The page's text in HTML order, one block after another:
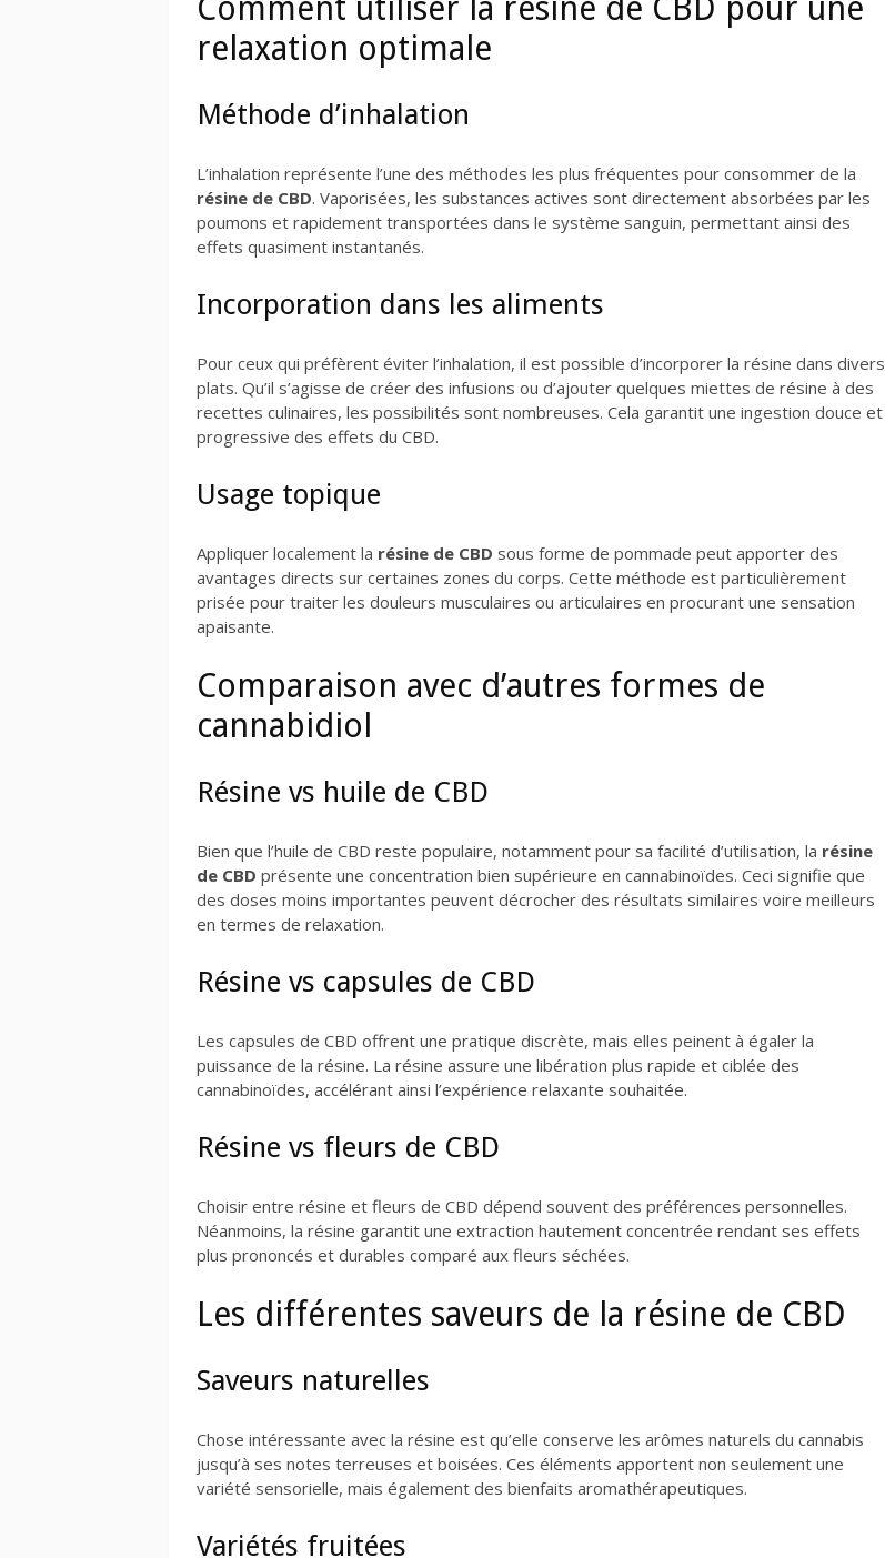
Comment utiliser la résine de CBD pour une
relaxation optimale
Méthode d’inhalation
L’inhalation représente l’une des méthodes les plus fréquentes pour consommer de la
résine de CBD. Vaporisées, les substances actives sont directement absorbées par les
poumons et rapidement transportées dans le système sanguin, permettant ainsi des
effets quasiment instantanés.
Incorporation dans les aliments
Pour ceux qui préfèrent éviter l’inhalation, il est possible d’incorporer la résine dans divers
plats. Qu’il s’agisse de créer des infusions ou d’ajouter quelques miettes de résine à des
recettes culinaires, les possibilités sont nombreuses. Cela garantit une ingestion douce et
progressive des effets du CBD.
Usage topique
Appliquer localement la résine de CBD sous forme de pommade peut apporter des
avantages directs sur certaines zones du corps. Cette méthode est particulièrement
prisée pour traiter les douleurs musculaires ou articulaires en procurant une sensation
apaisante.
Comparaison avec d’autres formes de
cannabidiol
Résine vs huile de CBD
Bien que l’huile de CBD reste populaire, notamment pour sa facilité d’utilisation, la résine
de CBD présente une concentration bien supérieure en cannabinoïdes. Ceci signifie que
des doses moins importantes peuvent décrocher des résultats similaires voire meilleurs
en termes de relaxation.
Résine vs capsules de CBD
Les capsules de CBD offrent une pratique discrète, mais elles peinent à égaler la
puissance de la résine. La résine assure une libération plus rapide et ciblée des
cannabinoïdes, accélérant ainsi l’expérience relaxante souhaitée.
Résine vs fleurs de CBD
Choisir entre résine et fleurs de CBD dépend souvent des préférences personnelles.
Néanmoins, la résine garantit une extraction hautement concentrée rendant ses effets
plus prononcés et durables comparé aux fleurs séchées.
Les différentes saveurs de la résine de CBD
Saveurs naturelles
Chose intéressante avec la résine est qu’elle conserve les arômes naturels du cannabis
jusqu’à ses notes terreuses et boisées. Ces éléments apportent non seulement une
variété sensorielle, mais également des bienfaits aromathérapeutiques.
Variétés fruitées